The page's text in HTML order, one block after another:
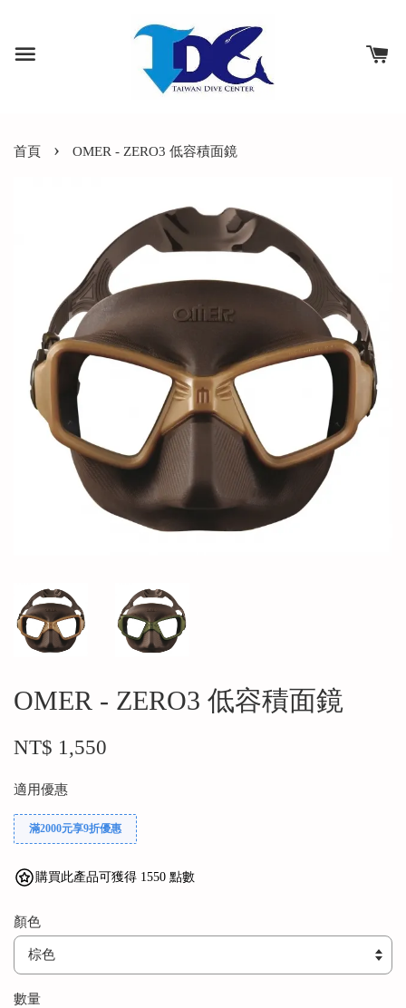
首頁 › OMER - ZERO3 低容積面鏡
OMER - ZERO3 低容積面鏡
NT$ 1,550
適用優惠
滿2000元享9折優惠
購買此產品可獲得 1550 點數
顏色
數量